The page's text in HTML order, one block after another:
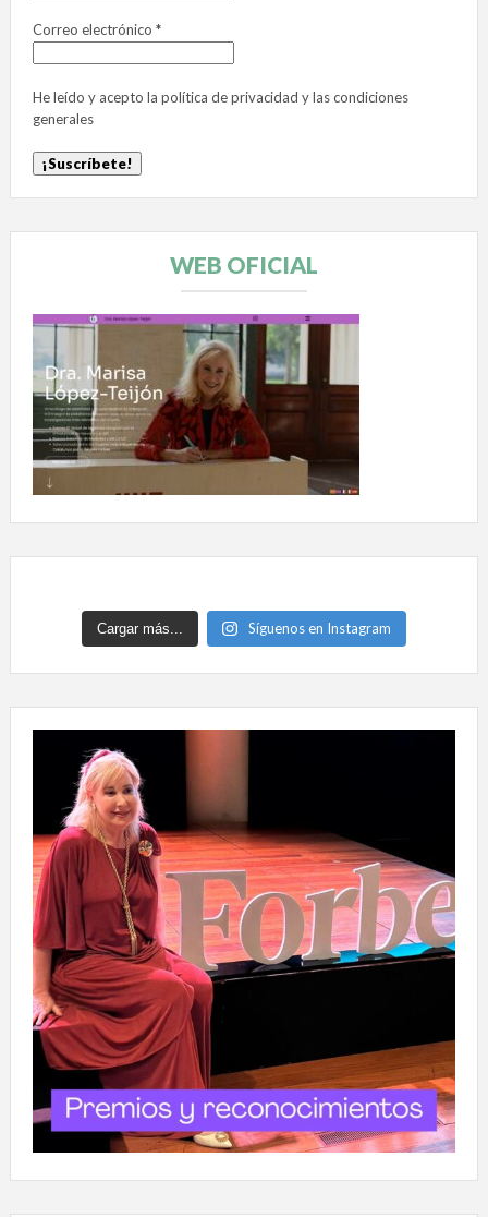
Correo electrónico *
He leído y acepto la política de privacidad y lascondiciones
generales
WEB OFICIAL
Cargar más... Síguenos en Instagram